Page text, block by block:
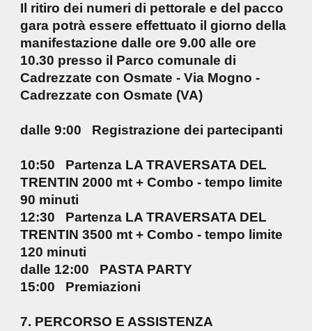
Il ritiro dei numeri di pettorale e del pacco
gara potrà essere effettuato il giorno della
manifestazione dalle ore 9.00 alle ore
10.30 presso il Parco comunale di
Cadrezzate con Osmate - Via Mogno -
Cadrezzate con Osmate (VA)
dalle 9:00 Registrazione dei partecipanti
10:50 Partenza LA TRAVERSATA DEL
TRENTIN 2000 mt + Combo - tempo limite
90 minuti
12:30 Partenza LA TRAVERSATA DEL
TRENTIN 3500 mt + Combo - tempo limite
120 minuti
dalle 12:00 PASTA PARTY
15:00 Premiazioni
7. PERCORSO E ASSISTENZA